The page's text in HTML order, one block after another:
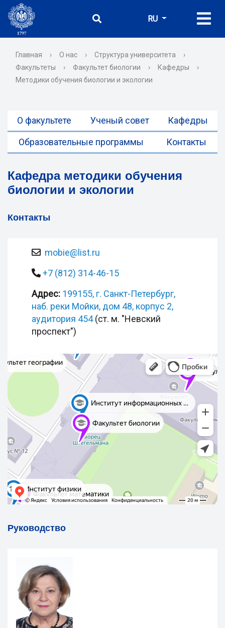
RU
Главная › О нас › Структура университета
›
Факультеты
› Факультет биологии › Кафедры
›
Методики обучения биологии и экологии
О факультете Ученый совет Кафедры
Образовательные программы Контакты
Кафедра методики обучения
биологии и экологии
Контакты
mobie@list.ru
+7 (812) 314-46-15
Адрес: 199155, г. Санкт-Петербург,
наб. реки Мойки, дом 48, корпус 2,
аудитория 454(ст. м. "Невский
проспект")
Руководство